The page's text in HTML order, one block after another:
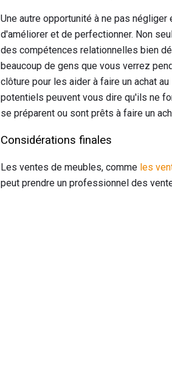
Une autre opportunité à ne pas
d'améliorer et de perfectionner. Non
des compétences relationnelles bien
beaucoup de gens que vous verrez
clôture pour les aider à faire un achat
potentiels peuvent vous dire qu'ils ne
se préparent ou sont prêts à faire un
Considérations finales
Les ventes de meubles, comme les
peut prendre un professionnel des